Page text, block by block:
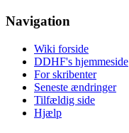
Navigation
Wiki forside
DDHF's hjemmeside
For skribenter
Seneste ændringer
Tilfældig side
Hjælp